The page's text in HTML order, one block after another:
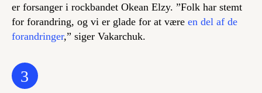
er forsanger i rockbandet Okean Elzy. ”Folk har stemt
for forandring, og vi er glade for at være en del af de
forandringer,” siger Vakarchuk.
3